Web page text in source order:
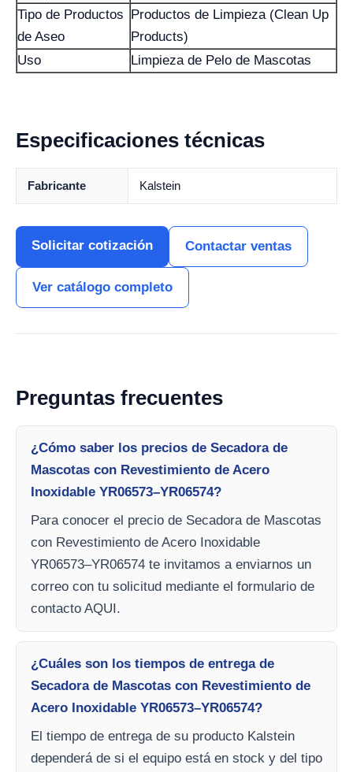
Tipo de Productos
de Aseo
Productos de Limpieza (Clean Up
Products)
Uso
Limpieza de Pelo de Mascotas
Especificaciones técnicas
Fabricante Kalstein
Solicitar cotización Contactar ventas
Ver catálogo completo
Preguntas frecuentes
¿Cómo saber los precios de Secadora de
Mascotas con Revestimiento de Acero
Inoxidable YR06573–YR06574?
Para conocer el precio de Secadora de Mascotas
con Revestimiento de Acero Inoxidable
YR06573–YR06574 te invitamos a enviarnos un
correo con tu solicitud mediante el formulario de
contacto AQUI.
¿Cuáles son los tiempos de entrega de
Secadora de Mascotas con Revestimiento de
Acero Inoxidable YR06573–YR06574?
El tiempo de entrega de su producto Kalstein
dependerá de si el equipo está en stock y del tipo